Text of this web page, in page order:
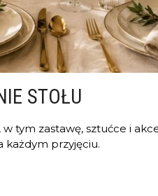
STOŁU
tym zastawę, sztućce i
każdym przyjęciu.